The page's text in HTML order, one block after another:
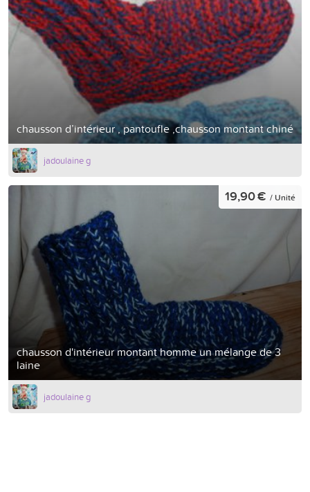
chausson d’intérieur , pantoufle ,chausson montant chiné
jadoulaine g
chausson d'intérieur montant homme un mélange de 3
laine
19,90 € / Unité
jadoulaine g